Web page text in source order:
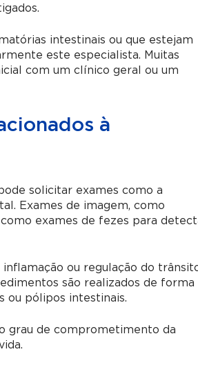
intestinais ou que estejam
este especialista. Muitas
com um clínico geral ou um
à
solicitar exames como a
Exames de imagem, como
exames de fezes para
ou regulação do
são realizados de forma
ou pólipos intestinais.
grau de comprometimento da